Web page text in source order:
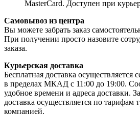
MasterCard. Доступен при
Самовывоз из центра
Вы можете забрать заказ
При получении просто назовите
заказа.
Курьерская доставка
Бесплатная доставка осуществляется
в пределах МКАД с 11:00 до 19:00.
удобное времени и адреса
доставка осуществляется по тарифам
компанией.